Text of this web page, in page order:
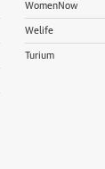
WomenNow
Welife
Turium